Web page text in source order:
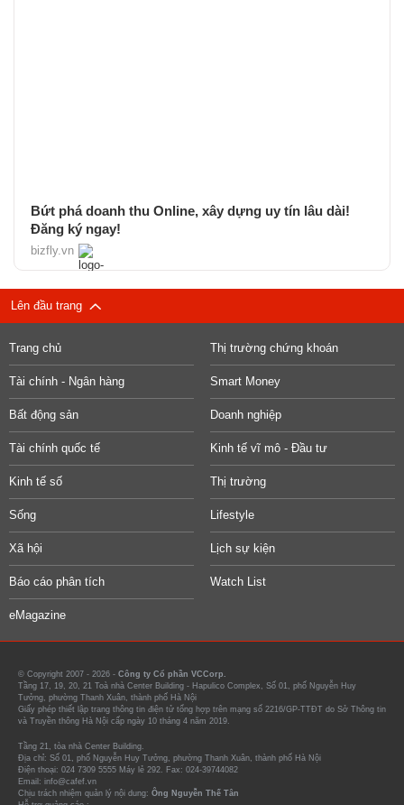
Bứt phá doanh thu Online, xây dựng uy tín lâu dài!
Đăng ký ngay!
bizfly.vn
Lên đầu trang
Trang chủ Thị trường chứng khoán
Tài chính - Ngân hàng Smart Money
Bất động sản Doanh nghiệp
Tài chính quốc tế Kinh tế vĩ mô - Đầu tư
Kinh tế số Thị trường
Sống Lifestyle
Xã hội Lịch sự kiện
Báo cáo phân tích Watch List
eMagazine
© Copyright 2007 - 2026 - Công ty Cổ phần VCCorp.
Tầng 17, 19, 20, 21 Toà nhà Center Building - Hapulico Complex, Số 01, phố Nguyễn Huy
Tưởng, phường Thanh Xuân, thành phố Hà Nội
Giấy phép thiết lập trang thông tin điện tử tổng hợp trên mạng số 2216/GP-TTĐT do Sở Thông tin
và Truyền thông Hà Nội cấp ngày 10 tháng 4 năm 2019.
Tầng 21, tòa nhà Center Building.
Địa chỉ: Số 01, phố Nguyễn Huy Tưởng, phường Thanh Xuân, thành phố Hà Nội
Điện thoại: 024 7309 5555 Máy lẻ 292. Fax: 024-39744082
Email: info@cafef.vn
Chịu trách nhiệm quản lý nội dung: Ông Nguyễn Thế Tân